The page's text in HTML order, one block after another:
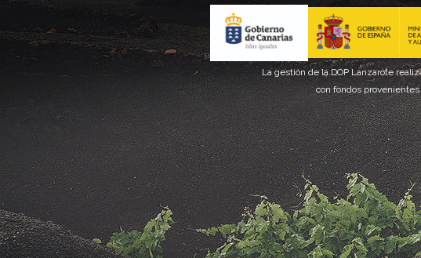
La gestión de la DOP Lanzarote
con fondos